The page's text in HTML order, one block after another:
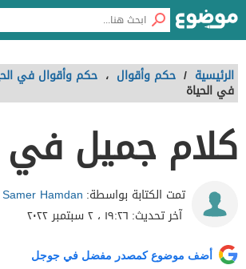
الرئيسية / حكم وأقوال ، حكم وأقوال في
في الحياة
كلام جميل في
تمت الكتابة بواسطة: Samer Hamdan
آخر تحديث: ١٩:٢٦ ، ٢ سبتمبر ٢٠٢٢
أضف موضوع كمصدر مفضل في جوجل